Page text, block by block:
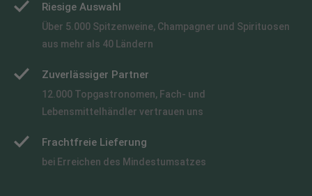
Riesige Auswahl
Über 5.000 Spitzenweine, Champagner und Spirituosen
aus mehr als 40 Ländern
Zuverlässiger Partner
12.000 Topgastronomen, Fach- und
Lebensmittelhändler vertrauen uns
Frachtfreie Lieferung
bei Erreichen des Mindestumsatzes